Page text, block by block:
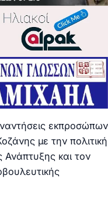
εκπροσώπων
με την πολιτική
Ανάπτυξης και τον